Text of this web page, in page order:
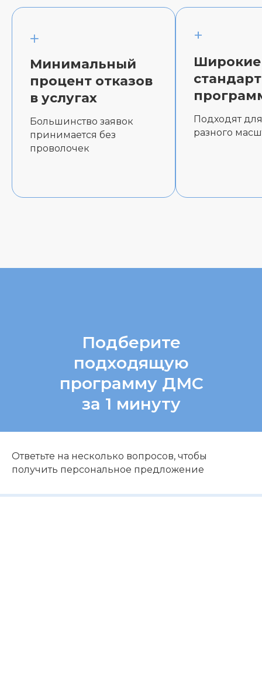
+
Минимальный
процент отказов
в услугах
Большинство заявок
принимается без
проволочек
+
Широкие
Подходят
разного
Подберите
подходящую
программу ДМС
за 1 минуту
Ответьте на несколько вопросов, чтобы
получить персональное предложение